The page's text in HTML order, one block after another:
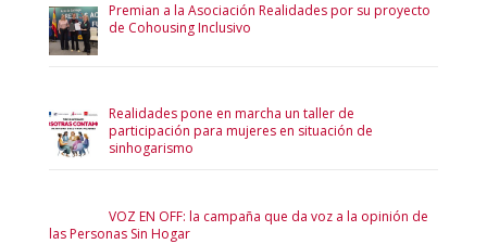
Premian a la Asociación Realidades por su proyecto
de Cohousing Inclusivo
Realidades pone en marcha un taller de
participación para mujeres en situación de
sinhogarismo
VOZ EN OFF: la campaña que da voz a la opinión de
las Personas Sin Hogar